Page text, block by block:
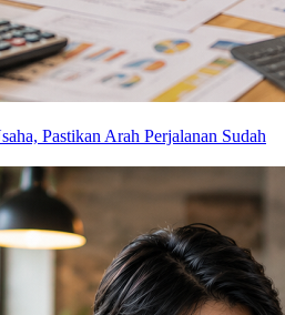
Pastikan Arah Perjalanan Sudah